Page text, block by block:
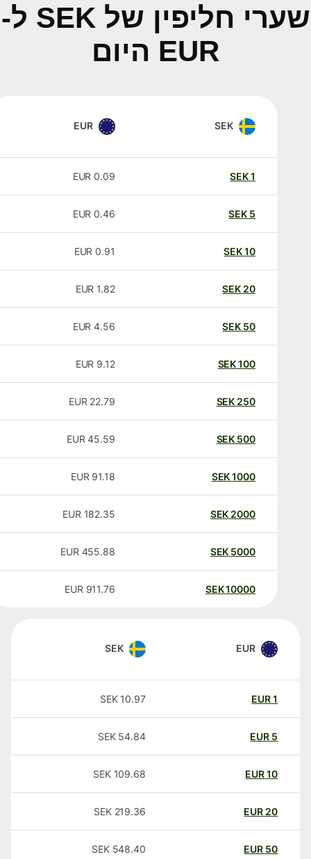
שערי חליפין של SEK ל-
EUR היום
SEK
EUR
SEK
0.09
EUR
SEK
0.46
EUR
SEK
0.91
EUR
20
SEK
1.82
EUR
50
SEK
4.56
EUR
100
SEK
9.12
EUR
250
SEK
22.79
EUR
500
SEK
45.59
EUR
1000
SEK
91.18
EUR
2000
SEK
182.35
EUR
5000
SEK
455.88
EUR
10000
SEK
911.76
EUR
EUR
SEK
EUR
10.97
SEK
EUR
54.84
SEK
EUR
109.68
SEK
20
EUR
219.36
SEK
50
EUR
548.40
SEK